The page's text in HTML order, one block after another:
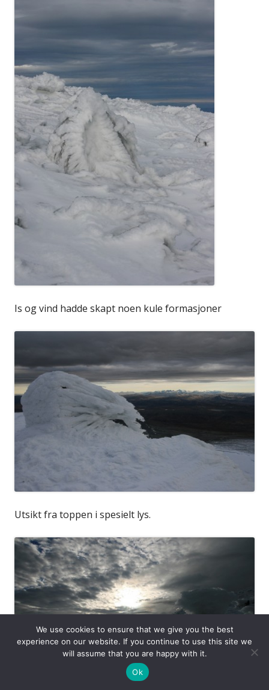
Is og vind hadde skapt noen kule formasjoner
Utsikt fra toppen i spesielt lys.
We use cookies to ensure that we give you the best
experience on our website. If you continue to use this site we
will assume that you are happy with it.
Ok